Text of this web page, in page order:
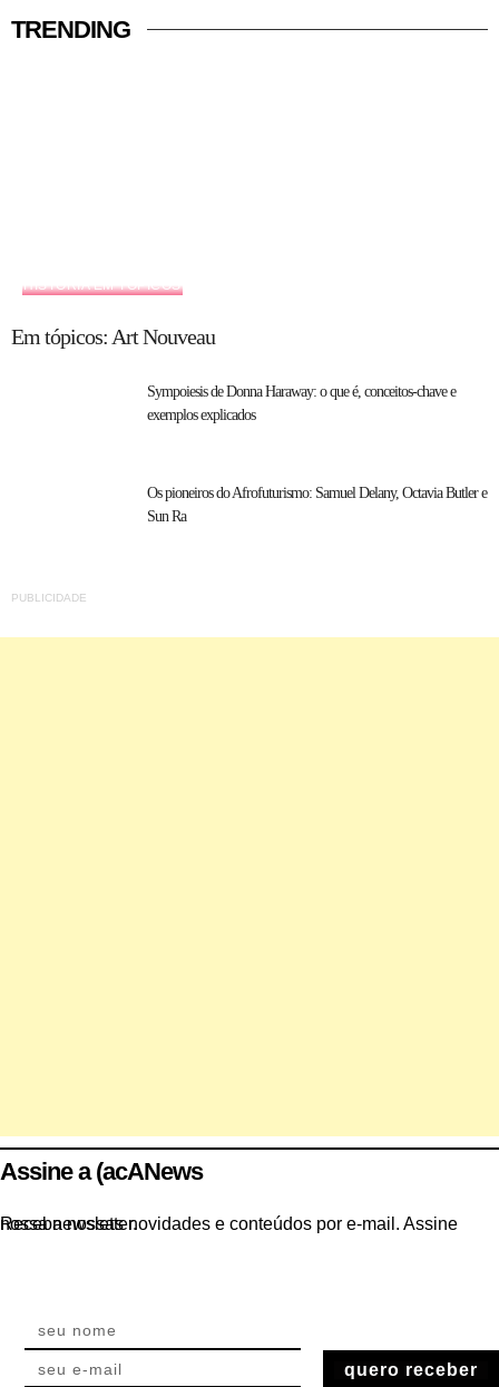
TRENDING
HISTÓRIA EM TÓPICOS
Em tópicos: Art Nouveau
Sympoiesis de Donna Haraway: o que é, conceitos-chave e
exemplos explicados
Os pioneiros do Afrofuturismo: Samuel Delany, Octavia Butler e
Sun Ra
PUBLICIDADE
Assine a (acANews
Receba nossas novidades e conteúdos por e-mail. Assine nossa newsletter.
quero receber